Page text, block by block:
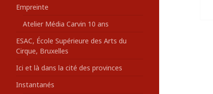
Empreinte
Atelier Média Carvin 10 ans
ESAC, École Supérieure des Arts du
Cirque, Bruxelles
Ici et là dans la cité des provinces
Instantanés